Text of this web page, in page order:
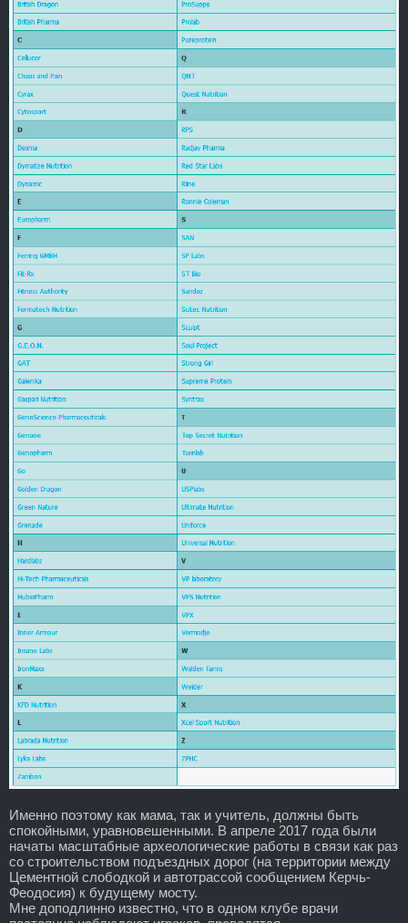
Именно поэтому как мама, так и учитель, должны быть
спокойными, уравновешенными. В апреле 2017 года были
начаты масштабные археологические работы в связи как раз
со строительством подъездных дорог (на территории между
Цементной слободкой и автотрассой сообщением Керчь-
Феодосия) к будущему мосту.
Мне доподлинно известно, что в одном клубе врачи